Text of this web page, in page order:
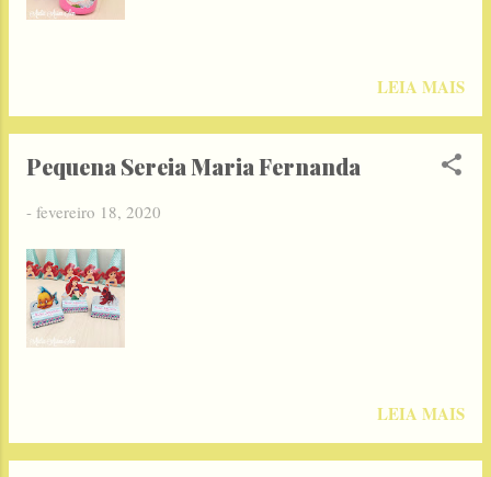
LEIA MAIS
Pequena Sereia Maria Fernanda
- fevereiro 18, 2020
LEIA MAIS